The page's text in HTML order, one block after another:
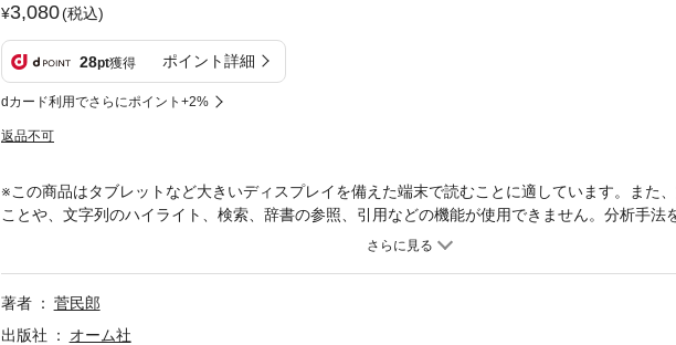
3,080(税込)
28pt獲得 ポイント詳細
dカード利用でさらにポイント+2%
返品不可
※この商品はタブレットなど大きいディスプレイを備えた端末で読むことに適しています。また
ことや、文字列のハイライト、検索、辞書の参照、引用などの機能が使用できません。分析手法
したい変数）がある場合」と「ない場合」に分け、それぞれの手法を更に丁寧に解説、本書は「
変数）重回帰分析）、拡張型数量化1類(重回帰の目的変数を予測する)、コンジョイント分析など
各手法の解説には身近で実践的な例題を豊富に設け、これについて計算・解釈の方法を、Excelと
著者
菅民郎
出版社
オーム社